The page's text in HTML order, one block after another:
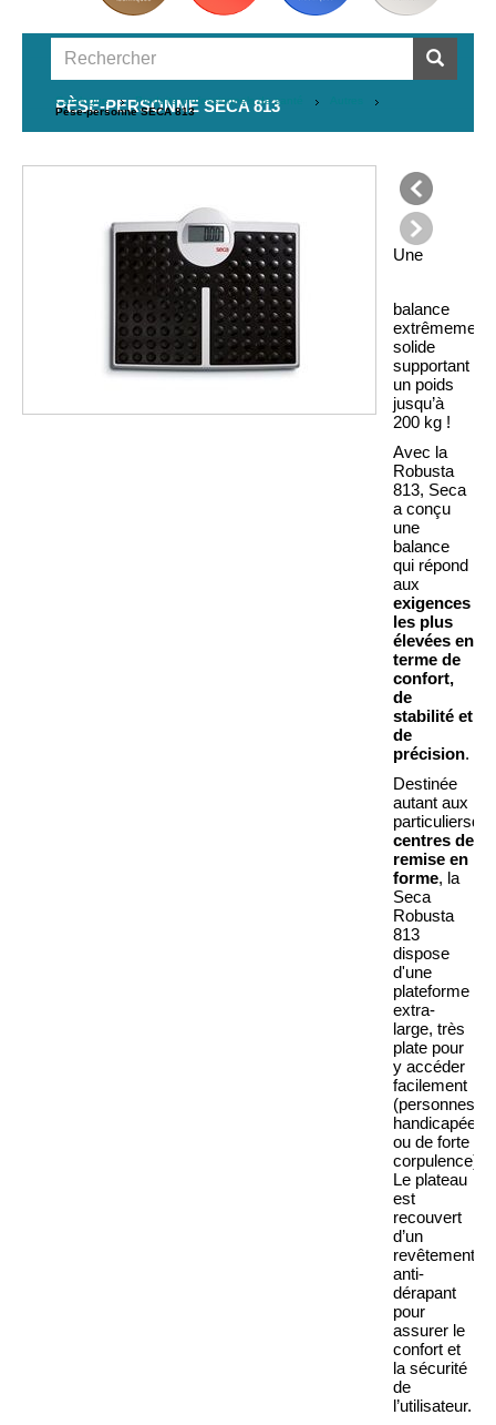
Catalogue Produits professionnels de santé
Pèse-personne SECA 813
PÈSE-PERSONNE SECA 813
précédent
suivant
Une
balance
extrêmement
solide
supportant
un poids
jusqu’à
200 kg !
Avec la
Robusta
813, Seca
a conçu
une
balance
qui répond
aux
exigences
les plus
élevées en
terme de
confort,
de
stabilité et
de
précision.
Destinée
autant aux
particuliers
centres de
remise en
forme, la
Seca
Robusta
813
dispose
d'une
plateforme
extra-
large, très
plate pour
y accéder
facilement
(personnes
handicapées
ou de forte
corpulence).
Le plateau
est
recouvert
d’un
revêtement
anti-
dérapant
pour
assurer le
confort et
la sécurité
de
l’utilisateur.